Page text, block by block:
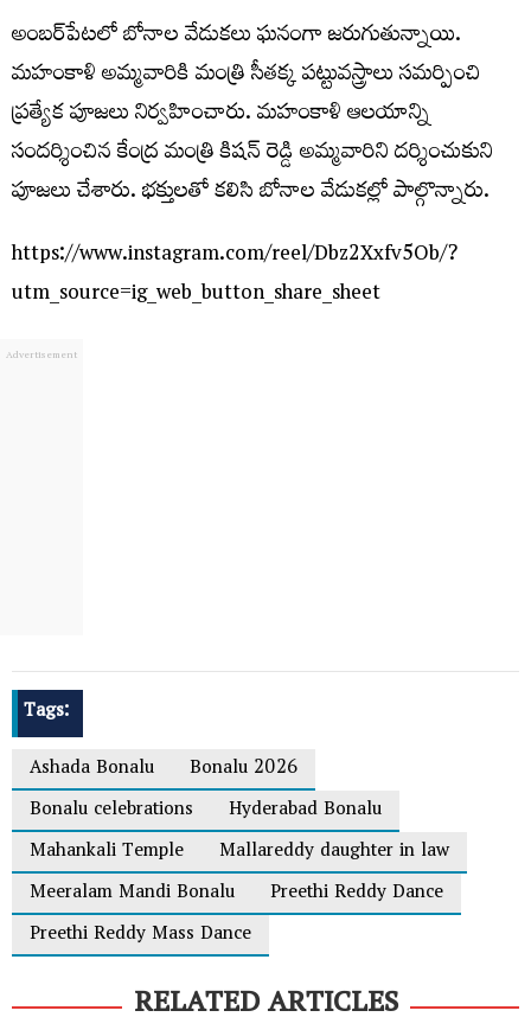
అంబర్‌పేటలో బోనాల వేడుకలు ఘనంగా జరుగుతున్నాయి.
మహంకాళి అమ్మవారికి మంత్రి సీతక్క పట్టువస్త్రాలు సమర్పించి
ప్రత్యేక పూజలు నిర్వహించారు. మహంకాళి ఆలయాన్ని
సందర్శించిన కేంద్ర మంత్రి కిషన్ రెడ్డి అమ్మవారిని దర్శించుకుని
పూజలు చేశారు. భక్తులతో కలిసి బోనాల వేడుకల్లో పాల్గొన్నారు.
https://www.instagram.com/reel/Dbz2Xxfv5Ob/?
utm_source=ig_web_button_share_sheet
Tags:
Ashada Bonalu
Bonalu 2026
Bonalu celebrations
Hyderabad Bonalu
Mahankali Temple
Mallareddy daughter in law
Meeralam Mandi Bonalu
Preethi Reddy Dance
Preethi Reddy Mass Dance